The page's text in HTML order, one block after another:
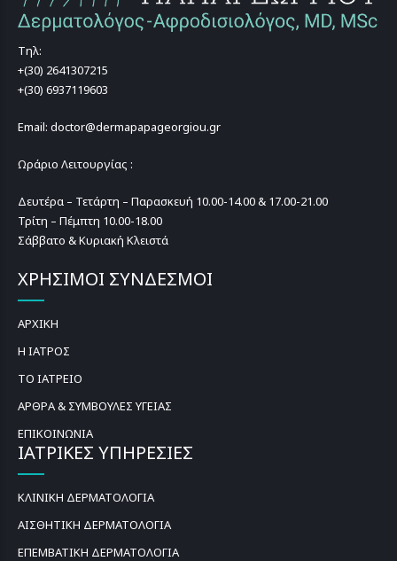
Τηλ:
+(30) 2641307215
+(30) 6937119603
Email: doctor@dermapapageorgiou.gr
Ωράριο Λειτουργίας :
Δευτέρα – Τετάρτη – Παρασκευή 10.00-14.00 & 17.00-21.00
Τρίτη – Πέμπτη 10.00-18.00
Σάββατο & Κυριακή Κλειστά
ΧΡΗΣΙΜΟΙ ΣΥΝΔΕΣΜΟΙ
ΑΡΧΙΚΗ
Η ΙΑΤΡΟΣ
ΤΟ ΙΑΤΡΕΙΟ
ΑΡΘΡΑ & ΣΥΜΒΟΥΛΕΣ ΥΓΕΙΑΣ
ΕΠΙΚΟΙΝΩΝΙΑ
ΙΑΤΡΙΚΕΣ ΥΠΗΡΕΣΙΕΣ
ΚΛΙΝΙΚΗ ΔΕΡΜΑΤΟΛΟΓΙΑ
ΑΙΣΘΗΤΙΚΗ ΔΕΡΜΑΤΟΛΟΓΙΑ
ΕΠΕΜΒΑΤΙΚΗ ΔΕΡΜΑΤΟΛΟΓΙΑ